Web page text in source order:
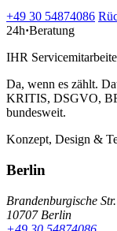
+49 30 54874086
24h·Beratung
IHR
Da, wenn es zählt.
KRITIS, DSGVO,
bundesweit.
Konzept, Design &
Berlin
Brandenburgische
10707 Berlin